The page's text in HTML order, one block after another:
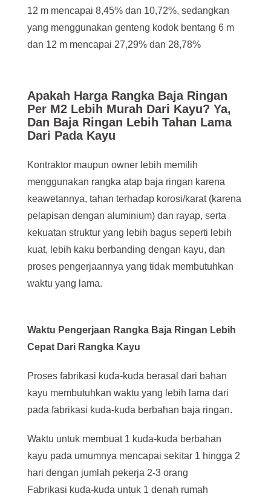
12 m mencapai 8,45% dan 10,72%, sedangkan
yang menggunakan genteng kodok bentang 6 m
dan 12 m mencapai 27,29% dan 28,78%
Apakah Harga Rangka Baja Ringan
Per M2 Lebih Murah Dari Kayu? Ya,
Dan Baja Ringan Lebih Tahan Lama
Dari Pada Kayu
Kontraktor maupun owner lebih memilih
menggunakan rangka atap baja ringan karena
keawetannya, tahan terhadap korosi/karat (karena
pelapisan dengan aluminium) dan rayap, serta
kekuatan struktur yang lebih bagus seperti lebih
kuat, lebih kaku berbanding dengan kayu, dan
proses pengerjaannya yang tidak membutuhkan
waktu yang lama.
Waktu Pengerjaan Rangka Baja Ringan Lebih
Cepat Dari Rangka Kayu
Proses fabrikasi kuda-kuda berasal dari bahan
kayu membutuhkan waktu yang lebih lama dari
pada fabrikasi kuda-kuda berbahan baja ringan.
Waktu untuk membuat 1 kuda-kuda berbahan
kayu pada umumnya mencapai sekitar 1 hingga 2
hari dengan jumlah pekerja 2-3 orang
Fabrikasi kuda-kuda untuk 1 denah rumah